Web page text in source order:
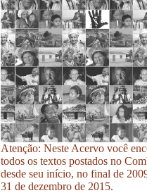
Atenção: Neste Acervo você
todos os textos postados no
desde seu início, no final de
31 de dezembro de 2015.